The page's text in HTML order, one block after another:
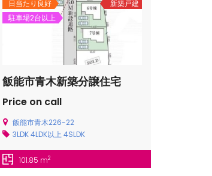
日当たり良好
駐車場2台以上
新築戸建
飯能市青木新築分譲住宅
Price on call
飯能市青木226-22
3LDK4LDK以上4SLDK
101.85 m2